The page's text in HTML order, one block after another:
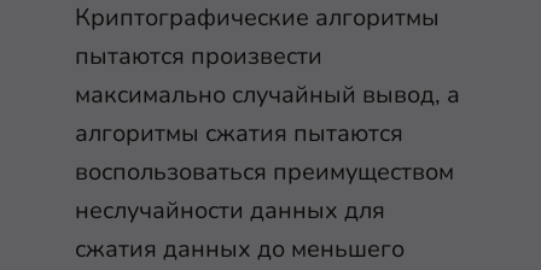
Криптографические алгоритмы
пытаются произвести
максимально случайный вывод, а
алгоритмы сжатия пытаются
воспользоваться преимуществом
неслучайности данных для
сжатия данных до меньшего